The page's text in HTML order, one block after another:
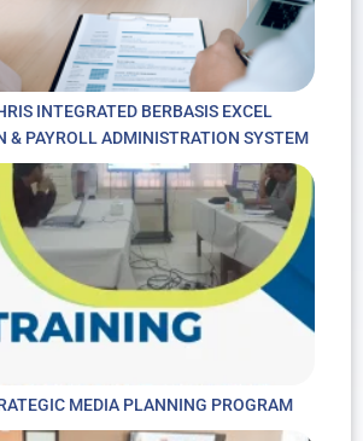
INTEGRATED BERBASIS EXCEL
& PAYROLL ADMINISTRATION SYSTEM
MEDIA PLANNING PROGRAM